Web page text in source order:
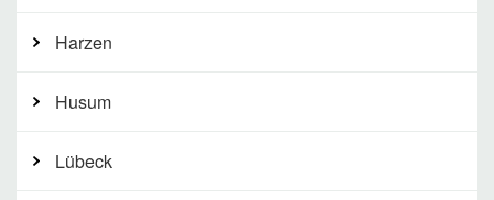
Harzen
Husum
Lübeck